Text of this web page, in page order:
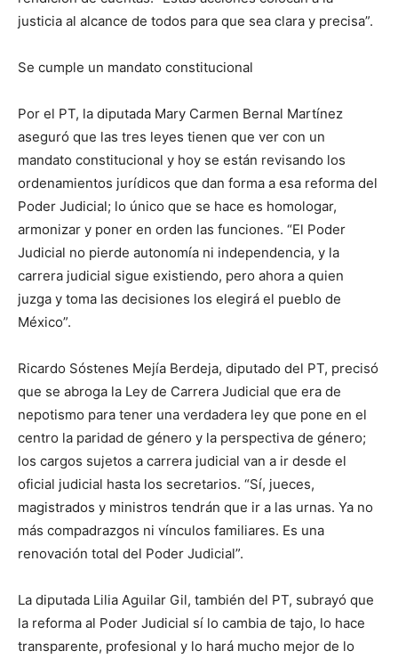
justicia al alcance de todos para que sea clara y precisa”.
Se cumple un mandato constitucional
Por el PT, la diputada Mary Carmen Bernal Martínez
aseguró que las tres leyes tienen que ver con un
mandato constitucional y hoy se están revisando los
ordenamientos jurídicos que dan forma a esa reforma del
Poder Judicial; lo único que se hace es homologar,
armonizar y poner en orden las funciones. “El Poder
Judicial no pierde autonomía ni independencia, y la
carrera judicial sigue existiendo, pero ahora a quien
juzga y toma las decisiones los elegirá el pueblo de
México”.
Ricardo Sóstenes Mejía Berdeja, diputado del PT, precisó
que se abroga la Ley de Carrera Judicial que era de
nepotismo para tener una verdadera ley que pone en el
centro la paridad de género y la perspectiva de género;
los cargos sujetos a carrera judicial van a ir desde el
oficial judicial hasta los secretarios. “Sí, jueces,
magistrados y ministros tendrán que ir a las urnas. Ya no
más compadrazgos ni vínculos familiares. Es una
renovación total del Poder Judicial”.
La diputada Lilia Aguilar Gil, también del PT, subrayó que
la reforma al Poder Judicial sí lo cambia de tajo, lo hace
transparente, profesional y lo hará mucho mejor de lo